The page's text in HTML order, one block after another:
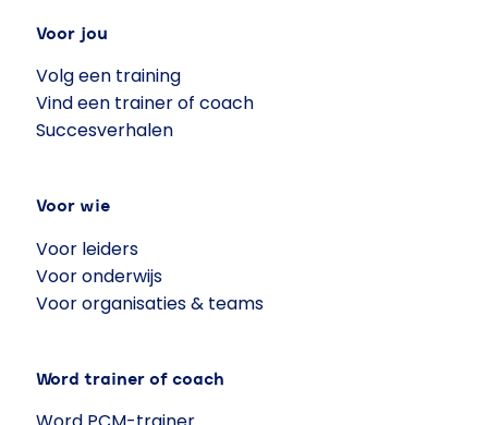
Voor jou
Volg een training
Vind een trainer of coach
Succesverhalen
Voor wie
Voor leiders
Voor onderwijs
Voor organisaties & teams
Word trainer of coach